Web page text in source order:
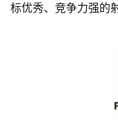
标优秀、竞争力强的